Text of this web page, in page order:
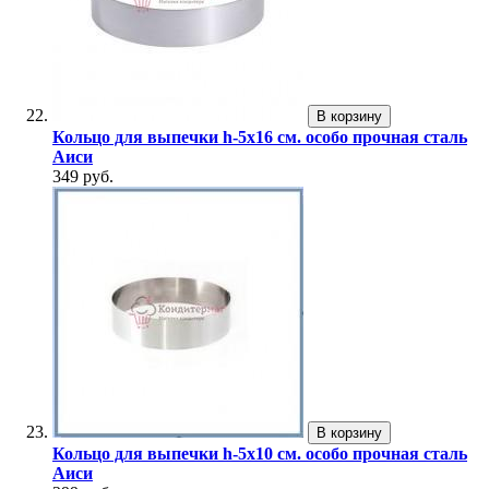
В корзину
Кольцо для выпечки h-5х16 см. особо прочная сталь
Аиси
349 руб.
В корзину
Кольцо для выпечки h-5х10 см. особо прочная сталь
Аиси